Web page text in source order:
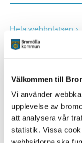
Välkommen till
Vi använder
upplevelse av
att analysera vår
statistik. Vissa
Hela webbplatsen
Alla platser